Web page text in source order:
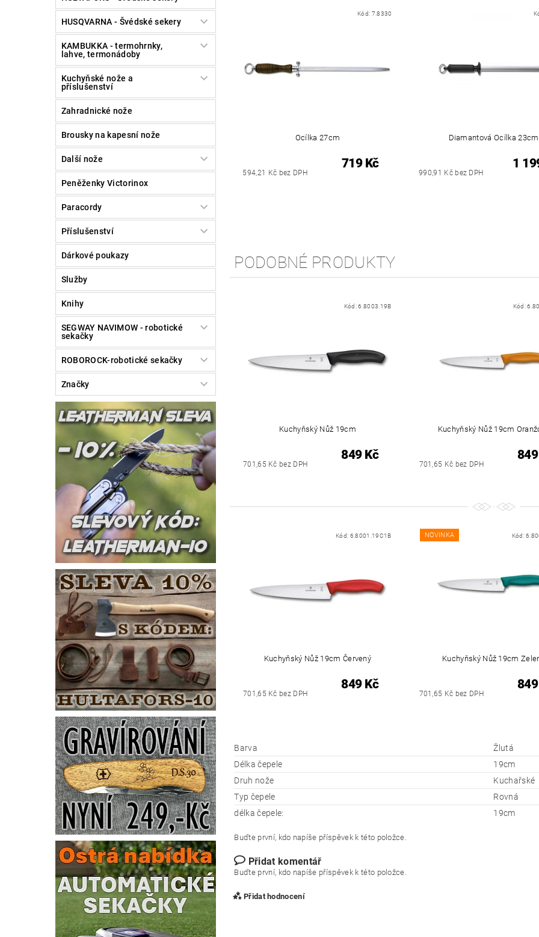
HUSQVARNA - Švédské sekery
KAMBUKKA - termohrnky,
lahve, termonádoby
Kuchyňské nože a
příslušenství
Zahradnické nože
Brousky na kapesní nože
Další nože
Peněženky Victorinox
Paracordy
Příslušenství
Dárkové poukazy
Služby
Knihy
SEGWAY NAVIMOW - robotické
sekačky
ROBOROCK-robotické sekačky
Značky
Kód: 7.8330
Ocílka 27cm
594,21 Kč bez DPH
719 Kč
Diamantová Ocílka 23cm
990,91 Kč bez DPH
1
PODOBNÉ PRODUKTY
Kód:6.8003.19B
Kuchyňský Nůž 19cm
701,65 Kč bez DPH
849 Kč
Kód:
Kuchyňský Nůž 19cm
701,65 Kč bez DPH
Kód: 6.8001.19C1B
Kuchyňský Nůž 19cm Červený
701,65 Kč bez DPH
849 Kč
NOVINKA Kód:
Kuchyňský Nůž 19cm
701,65 Kč bez DPH
Barva
Žlutá
Délka čepele
19cm
Druh nože
Kuchařské
Typ čepele
Rovná
délka čepele:
19cm
Buďte první, kdo napíše příspěvek k této položce.
Přidat komentář
Buďte první, kdo napíše příspěvek k této položce.
Přidat hodnocení